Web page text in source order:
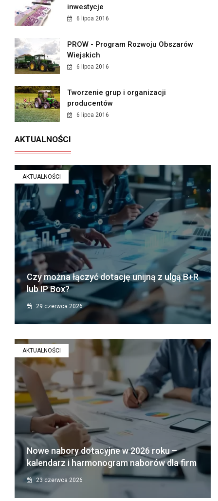
inwestycje
6 lipca 2016
PROW - Program Rozwoju Obszarów
Wiejskich
6 lipca 2016
Tworzenie grup i organizacji
producentów
6 lipca 2016
AKTUALNOŚCI
AKTUALNOŚCI
Czy można łączyć dotację unijną z ulgą B+R
lub IP Box?
29 czerwca 2026
AKTUALNOŚCI
Nowe nabory dotacyjne w 2026 roku –
kalendarz i harmonogram naborów dla firm
23 czerwca 2026